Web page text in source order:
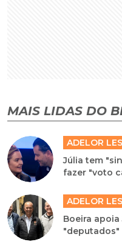
MAIS LIDAS DO
ADELOR
Júlia tem
fazer "voto
ADELOR
Boeira
"deputados"